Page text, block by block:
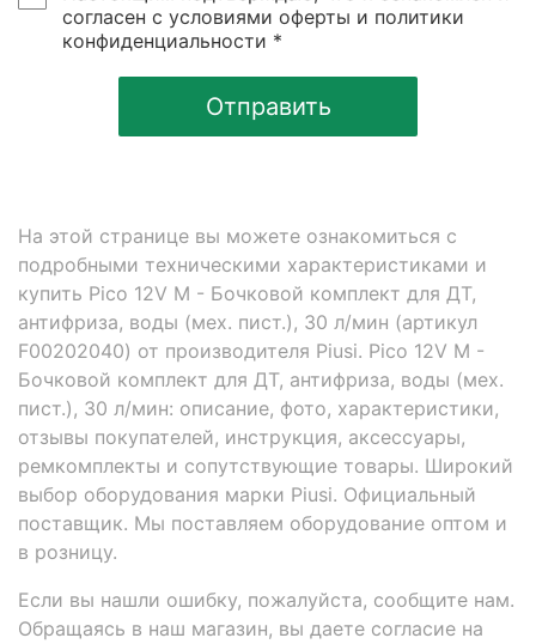
согласен с условиями оферты и политики
конфиденциальности *
Отправить
На этой странице вы можете ознакомиться с
подробными техническими характеристиками и
купить Pico 12V M - Бочковой комплект для ДТ,
антифриза, воды (мех. пист.), 30 л/мин (артикул
F00202040) от производителя Piusi. Pico 12V M -
Бочковой комплект для ДТ, антифриза, воды (мех.
пист.), 30 л/мин: описание, фото, характеристики,
отзывы покупателей, инструкция, аксессуары,
ремкомплекты и сопутствующие товары. Широкий
выбор оборудования марки Piusi. Официальный
поставщик. Мы поставляем оборудование оптом и
в розницу.
Если вы нашли ошибку, пожалуйста, сообщите нам.
Обращаясь в наш магазин, вы даете согласие на